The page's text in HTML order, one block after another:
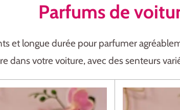
Parfums de
et longue durée pour parfumer
dans votre voiture, avec des senteurs